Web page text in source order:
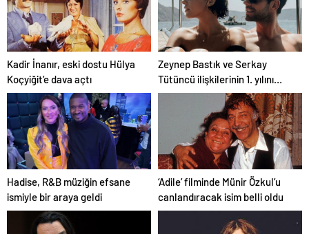
Yazılımı
Kadir İnanır, eski dostu Hülya
Koçyiğit’e dava açtı
Zeynep Bastık ve Serkay
Tütüncü ilişkilerinin 1. yılını
kutladı
Hadise, R&B müziğin efsane
ismiyle bir araya geldi
‘Adile’ filminde Münir Özkul’u
canlandıracak isim belli oldu